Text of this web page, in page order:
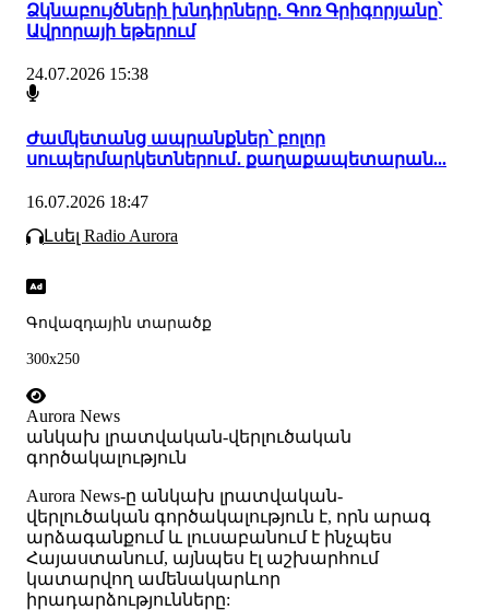
Ձկնաբույծների խնդիրները. Գոռ Գրիգորյանը՝
Ավրորայի եթերում
24.07.2026 15:38
Ժամկետանց ապրանքներ՝ բոլոր
սուպերմարկետներում․ քաղաքապետարան...
16.07.2026 18:47
Լսել Radio Aurora
Գովազդային տարածք
300x250
Aurora News
անկախ լրատվական-վերլուծական
գործակալություն
Аurora News-ը անկախ լրատվական-
վերլուծական գործակալություն է, որն արագ
արձագանքում և լուսաբանում է ինչպես
Հայաստանում, այնպես էլ աշխարհում
կատարվող ամենակարևոր
իրադարձությունները: